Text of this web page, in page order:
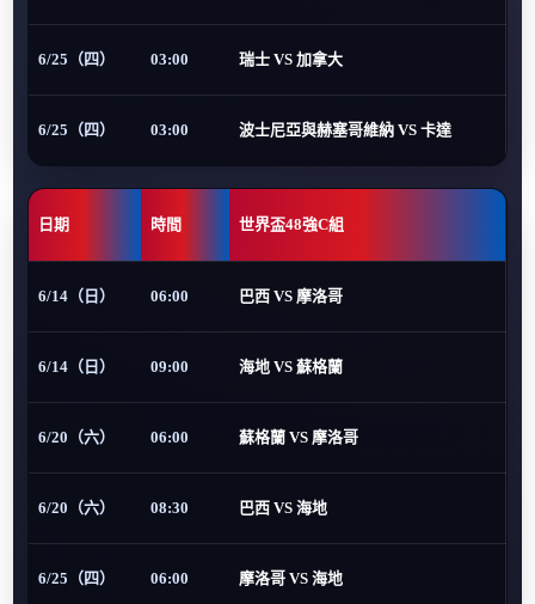
6/25（四） 03:00 瑞士 VS 加拿大
6/25（四） 03:00 波士尼亞與赫塞哥維納 VS 卡達
日期 時間 世界盃48強C組
6/14（日） 06:00 巴西 VS 摩洛哥
6/14（日） 09:00 海地 VS 蘇格蘭
6/20（六） 06:00 蘇格蘭 VS 摩洛哥
6/20（六） 08:30 巴西 VS 海地
6/25（四） 06:00 摩洛哥 VS 海地